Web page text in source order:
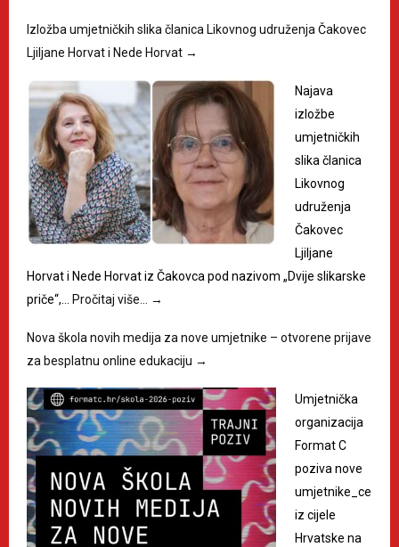
Izložba umjetničkih slika članica Likovnog udruženja Čakovec
Ljiljane Horvat i Nede Horvat →
Najava
izložbe
umjetničkih
slika članica
Likovnog
udruženja
Čakovec
Ljiljane
Horvat i Nede Horvat iz Čakovca pod nazivom „Dvije slikarske
priče“,… Pročitaj više… →
Nova škola novih medija za nove umjetnike – otvorene prijave
za besplatnu online edukaciju →
Umjetnička
organizacija
Format C
poziva nove
umjetnike_ce
iz cijele
Hrvatske na